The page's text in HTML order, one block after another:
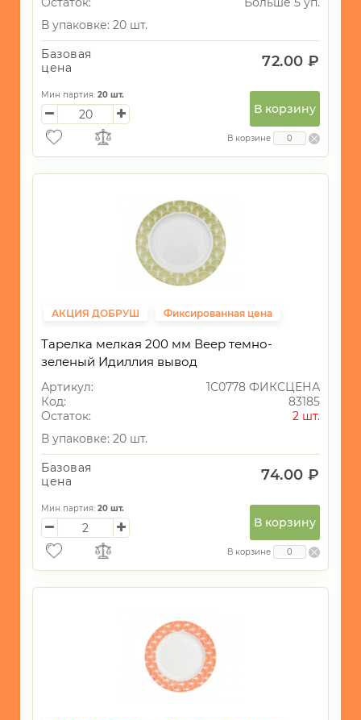
В упаковке: 20 шт.
Базовая
цена
72.00 ₽
Мин партия: 20 шт.
В корзину
В корзине
АКЦИЯ ДОБРУШ Фиксированная цена
Тарелка мелкая 200 мм Веер темно-
зеленый Идиллия вывод
Артикул:
1С0778 ФИКСЦЕНА
Код:
83185
Остаток:
2 шт.
В упаковке: 20 шт.
Базовая
цена
74.00 ₽
Мин партия: 20 шт.
В корзину
В корзине